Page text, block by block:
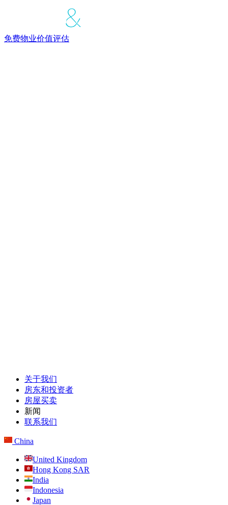
免费物业价值评估
关于我们
房东和投资者
房屋买卖
新闻
联系我们
China
United Kingdom
Hong Kong SAR
India
Indonesia
Japan